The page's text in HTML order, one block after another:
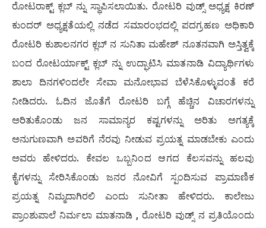
ರೋಟರಾಕ್ಟ್ ಕ್ಲಬ್ ನ್ನು ಸ್ಥಾಪಿಸಲಾಯಿತು. ರೋಟರಿ ವುಡ್ಸ್ ಅಧ್ಯಕ್ಷ ಕಿರಣ್
ಕುಂದರ್ ಅಧ್ಯಕ್ಷತೆಯಲ್ಲಿ ನಡೆದ ಸಮಾರಂಭದಲ್ಲಿ ಪದಗ್ರಹಣ ಅಧಿಕಾರಿ
ರೋಟರಿ ಕುಶಾಲನಗರ ಕ್ಲಬ್ ನ ಸುನಿತಾ ಮಹೇಶ್ ನೂತನವಾಗಿ ಅಸ್ತಿತ್ವಕ್ಕೆ
ಬಂದ ರೋಟರ್ಯಾಕ್ಟ್ ಕ್ಲಬ್ ನ್ನು ಉದ್ಘಾಟಿಸಿ ಮಾತನಾಡಿ ವಿದ್ಯಾರ್ಥಿಗಳು
ಶಾಲಾ ದಿನಗಳಿಂದಲೇ ಸೇವಾ ಮನೋಭಾವ ಬೆಳೆಸಿಕೊಳ್ಳುವಂತೆ ಕರೆ
ನೀಡಿದರು. ಓದಿನ ಜೊತೆಗೆ ರೋಟರಿ ಬಗ್ಗೆ ಹೆಚ್ಚಿನ ವಿಚಾರಗಳನ್ನು
ಅರಿತುಕೊಂಡು ಜನ ಸಾಮಾನ್ಯರ ಕಷ್ಟಗಳನ್ನು ಅರಿತು ಅಗತ್ಯಕ್ಕೆ
ಅನುಗುಣವಾಗಿ ಅವರಿಗೆ ನೆರವು ನೀಡುವ ಪ್ರಯತ್ನ ಮಾಡಬೇಕು ಎಂದು
ಅವರು ಹೇಳಿದರು. ಕೇವಲ ಒಬ್ಬನಿಂದ ಆಗದ ಕೆಲಸವನ್ನು ಹಲವು
ಕೈಗಳನ್ನು ಸೇರಿಸಿಕೊಂಡು ಜನರ ನೋವಿಗೆ ಸ್ಪಂದಿಸುವ ಪ್ರಾಮಾಣಿಕ
ಪ್ರಯತ್ನ ನಿಮ್ಮದಾಗಿರಲಿ ಎಂದು ಸುನೀತಾ ಹೇಳಿದರು. ಕಾಲೇಜು
ಪ್ರಾಂಶುಪಾಲೆ ನಿರ್ಮಲಾ ಮಾತನಾಡಿ , ರೋಟರಿ ವುಡ್ಸ್ ನ ಪ್ರತಿಯೊಂದು